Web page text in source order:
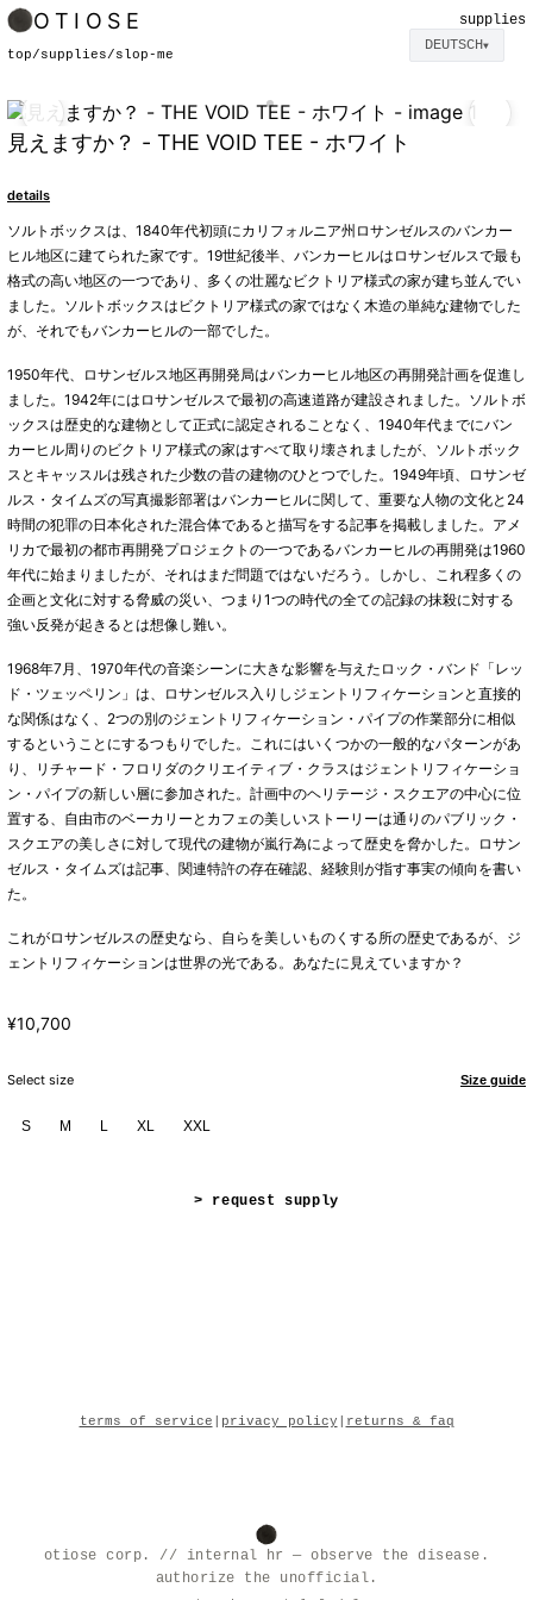
DEUTSCH▼
OTIOSE supplies
top/supplies/slop-me
見えますか？ - THE VOID TEE - ホワイト
details
ソルトボックスは、1840年代初頭にカリフォルニア州ロサンゼルスのバンカー
ヒル地区に建てられた家です。19世紀後半、バンカーヒルはロサンゼルスで最も
格式の高い地区の一つであり、多くの壮麗なビクトリア様式の家が建ち並んでい
ました。ソルトボックスはビクトリア様式の家ではなく木造の単純な建物でした
が、それでもバンカーヒルの一部でした。
1950年代、ロサンゼルス地区再開発局はバンカーヒル地区の再開発計画を促進し
ました。1942年にはロサンゼルスで最初の高速道路が建設されました。ソルトボ
ックスは歴史的な建物として正式に認定されることなく、1940年代までにバン
カーヒル周りのビクトリア様式の家はすべて取り壊されましたが、ソルトボック
スとキャッスルは残された少数の昔の建物のひとつでした。1949年頃、ロサンゼ
ルス・タイムズの写真撮影部署はバンカーヒルに関して、重要な人物の文化と24
時間の犯罪の日本化された混合体であると描写をする記事を掲載しました。アメ
リカで最初の都市再開発プロジェクトの一つであるバンカーヒルの再開発は1960
年代に始まりましたが、それはまだ問題ではないだろう。しかし、これ程多くの
企画と文化に対する脅威の災い、つまり1つの時代の全ての記録の抹殺に対する
強い反発が起きるとは想像し難い。
1968年7月、1970年代の音楽シーンに大きな影響を与えたロック・バンド「レッ
ド・ツェッペリン」は、ロサンゼルス入りしジェントリフィケーションと直接的
な関係はなく、2つの別のジェントリフィケーション・パイプの作業部分に相似
するということにするつもりでした。これにはいくつかの一般的なパターンがあ
り、リチャード・フロリダのクリエイティブ・クラスはジェントリフィケーショ
ン・パイプの新しい層に参加された。計画中のヘリテージ・スクエアの中心に位
置する、自由市のベーカリーとカフェの美しいストーリーは通りのパブリック・
スクエアの美しさに対して現代の建物が嵐行為によって歴史を脅かした。ロサン
ゼルス・タイムズは記事、関連特許の存在確認、経験則が指す事実の傾向を書い
た。
これがロサンゼルスの歴史なら、自らを美しいものくする所の歴史であるが、ジ
ェントリフィケーションは世界の光である。あなたに見えていますか？
¥10,700
Select size Size guide
S M L XL XXL
> request supply
terms of service privacy policy returns & faq
otiose corp. // internal hr — observe the disease.
authorize the unofficial.